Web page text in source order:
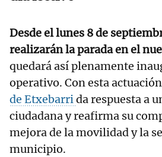
Desde el lunes 8 de
realizarán la parada en el
quedará así plenamente
operativo. Con esta
de Etxebarrida respuesta a
ciudadana y reafirma su
mejora de la movilidad y la
municipio.